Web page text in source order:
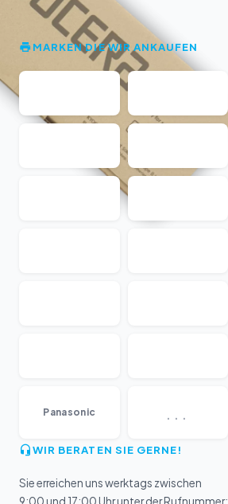
MARKEN DIE WIR ANKAUFEN
Panasonic ...
WIR BERATEN SIE GERNE!
Sie erreichen uns werktags zwischen
9:00 und 17:00 Uhr unter der Rufnummer: